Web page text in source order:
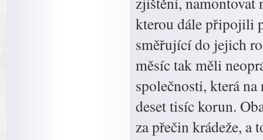
kterou dále připojili
směřující do jejich
měsíc tak měli
společnosti, která
deset tisíc korun.
za přečin krádeže, a